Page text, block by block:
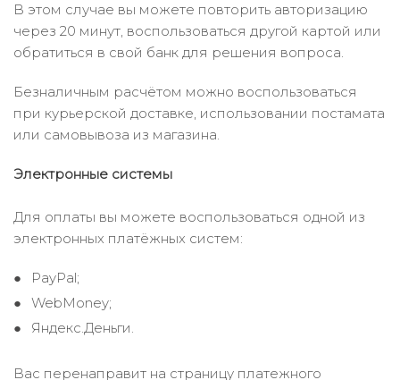
В этом случае вы можете повторить авторизацию
через 20 минут, воспользоваться другой картой или
обратиться в свой банк для решения вопроса.
Безналичным расчётом можно воспользоваться
при курьерской доставке, использовании постамата
или самовывоза из магазина.
Электронные системы
Для оплаты вы можете воспользоваться одной из
электронных платёжных систем:
PayPal;
WebMoney;
Яндекс.Деньги.
Вас перенаправит на страницу платежного